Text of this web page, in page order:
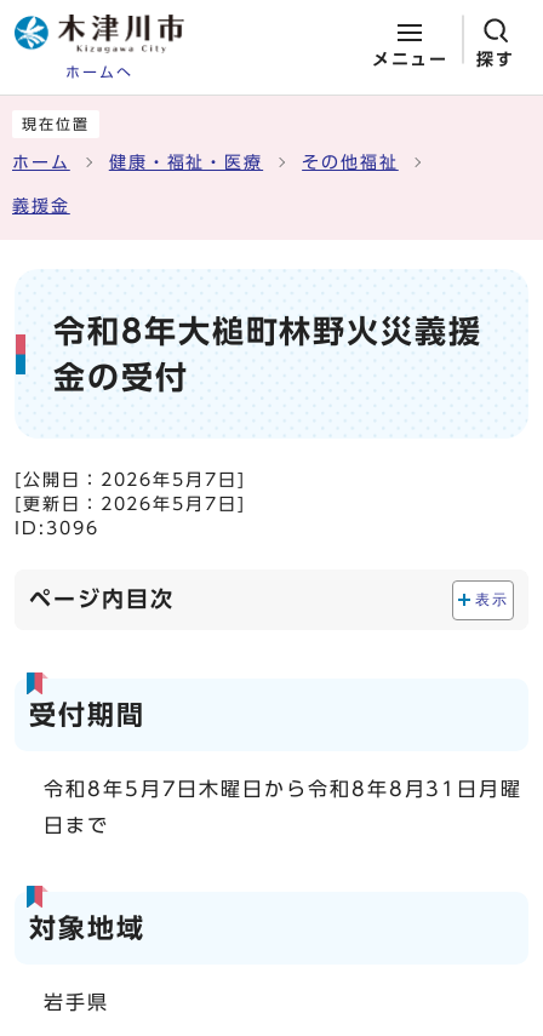
ホームへ
メニュー 探す
現在位置
ホーム 健康・福祉・医療 その他福祉
義援金
令和8年大槌町林野火災義援
金の受付
[公開日： 2026年5月7日
[更新日： 2026年5月7日
ID:3096
ページ内目次 表示
受付期間
令和8年5月7日木曜日から令和8年8月31日月曜
日まで
対象地域
岩手県